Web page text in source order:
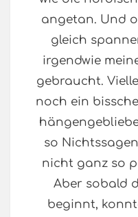
angetan. Und
gleich
irgendwie
gebraucht.
noch ein
so
nicht ganz so
Aber sobald
beginnt,